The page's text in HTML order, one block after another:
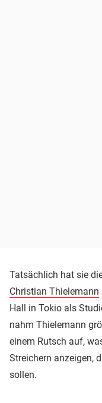
Tatsächlich hat sie
Christian Thielemann
Hall in Tokio als
nahm Thielemann
einem Rutsch auf,
Streichern anzeigen,
sollen.